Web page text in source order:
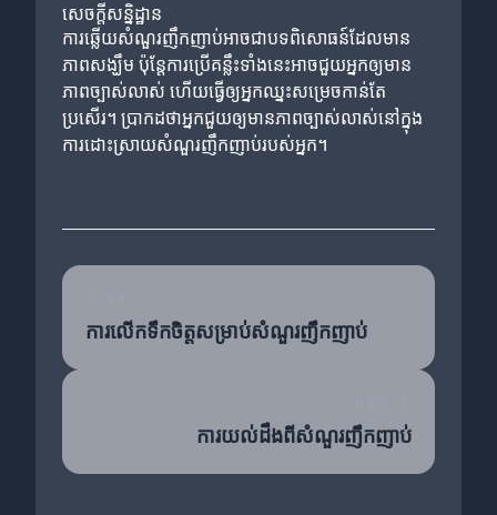
សេចក្ដីសន្និដ្ឋាន
ការឆ្លើយសំណួរញឹកញាប់អាចជាបទពិសោធន៍ដែលមាន
ភាពសង្ឃឹម ប៉ុន្តែការប្រើគន្លឹះទាំងនេះអាចជួយអ្នកឲ្យមាន
ភាពច្បាស់លាស់ ហើយធ្វើឲ្យអ្នកឈ្នះសម្រេចកាន់តែ
ប្រសើរ។ ប្រាកដថាអ្នកជួយឲ្យមានភាពច្បាស់លាស់នៅក្នុង
ការដោះស្រាយសំណួរញឹកញាប់របស់អ្នក។
ការលើកទឹកចិត្តសម្រាប់សំណួរញឹកញាប់
ការយល់ដឹងពីសំណួរញឹកញាប់